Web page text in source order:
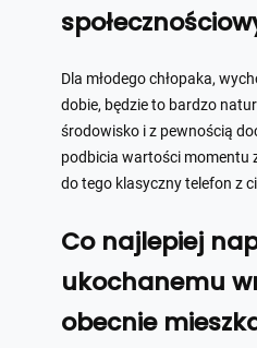
Dla młodego chłopaka,
dobie, będzie to bardzo
środowisko i z pewnością
podbicia wartości momentu
do tego klasyczny telefon z
Co najlepiej
ukochanemu
obecnie